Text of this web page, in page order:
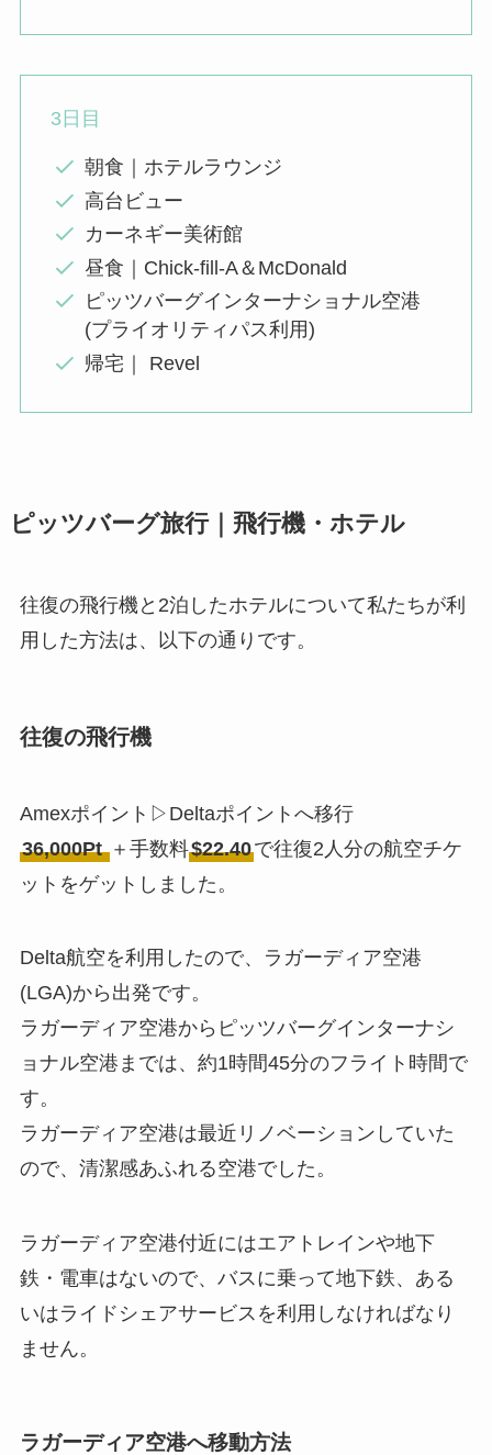
3日目
朝食｜ホテルラウンジ
高台ビュー
カーネギー美術館
昼食｜Chick-fill-A＆McDonald
ピッツバーグインターナショナル空港
(プライオリティパス利用)
帰宅｜ Revel
ピッツバーグ旅行｜飛行機・ホテル
往復の飛行機と2泊したホテルについて私たちが利
用した方法は、以下の通りです。
往復の飛行機
Amexポイント▷Deltaポイントへ移行
36,000Pt＋手数料$22.40で往復2人分の航空チケ
ットをゲットしました。
Delta航空を利用したので、ラガーディア空港
(LGA)から出発です。
ラガーディア空港からピッツバーグインターナシ
ョナル空港までは、約1時間45分のフライト時間で
す。
ラガーディア空港は最近リノベーションしていた
ので、清潔感あふれる空港でした。
ラガーディア空港付近にはエアトレインや地下
鉄・電車はないので、バスに乗って地下鉄、ある
いはライドシェアサービスを利用しなければなり
ません。
ラガーディア空港へ移動方法